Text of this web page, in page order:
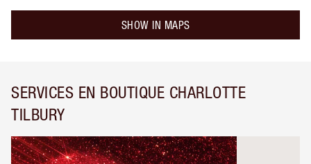
SHOW IN MAPS
SERVICES EN BOUTIQUE CHARLOTTE
TILBURY